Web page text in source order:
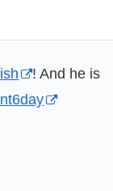
! And he is